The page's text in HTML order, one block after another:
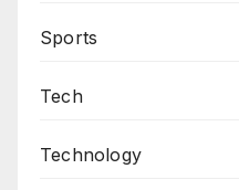
Sports
Tech
Technology